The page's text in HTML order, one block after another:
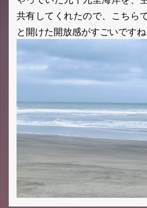
共有してくれたので、こちら
と開けた開放感がすごいですね